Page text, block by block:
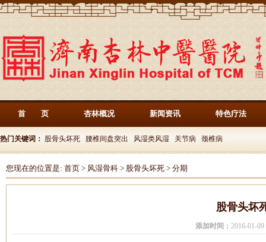
首 页 杏林概况 新闻资讯 特色疗法
热门关键词： 股骨头坏死 腰椎间盘突出 风湿类风湿 关节病 颈椎病
您现在的位置是: 首页 > 风湿骨科 > 股骨头坏死 > 分期
股骨头坏
添加时间： 2016-01-